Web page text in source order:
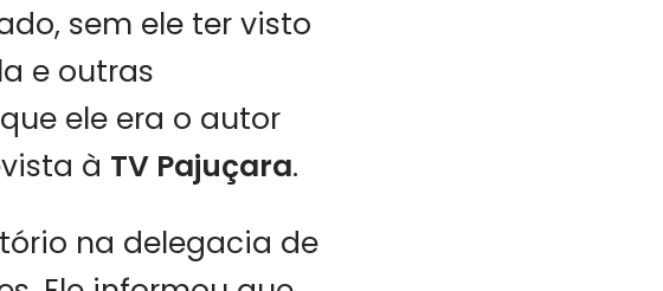
sem ele ter visto
e outras
ele era o autor
à TV Pajuçara.
na delegacia de